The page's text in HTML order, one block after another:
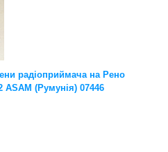
радіоприймача на Рено
ASAM (Румунія) 07446